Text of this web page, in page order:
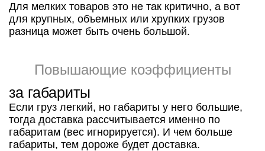
Для мелких товаров это не так критично, а вот
для крупных, объемных или хрупких грузов
разница может быть очень большой.
Повышающие коэффициенты
за габариты
Если груз легкий, но габариты у него большие,
тогда доставка рассчитывается именно по
габаритам (вес игнорируется). И чем больше
габариты, тем дороже будет доставка.